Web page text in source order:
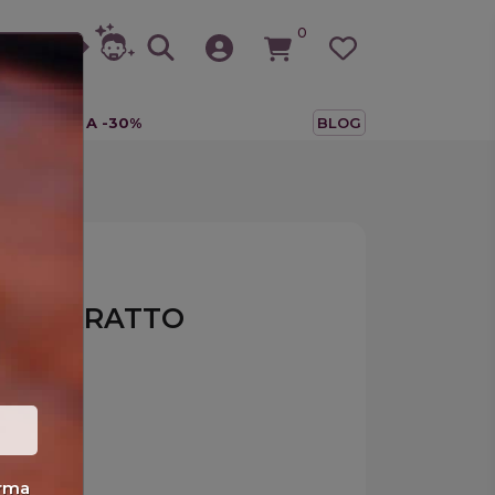
0
TUTTO A -30% BLOG